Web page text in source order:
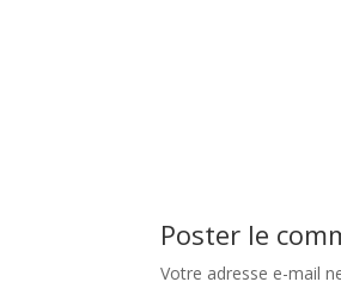
Poster le
Votre adresse e-mail